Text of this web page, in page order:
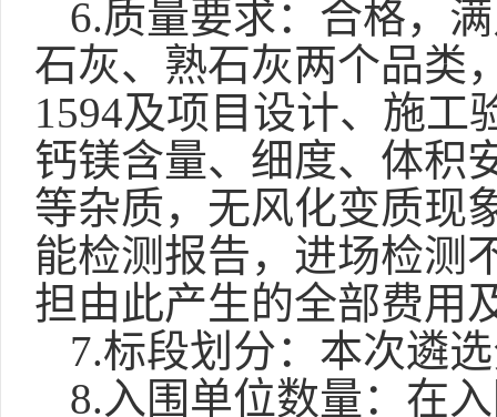
6.质量要求： 合格，
石灰、熟石灰两个品类
1594及项目设计、施工
钙镁含量、细度、体积
等杂质，无风化变质现
能检测报告，进场检测
担由此产生的全部费用
7.标段划分： 本次遴
8.入围单位数量： 在